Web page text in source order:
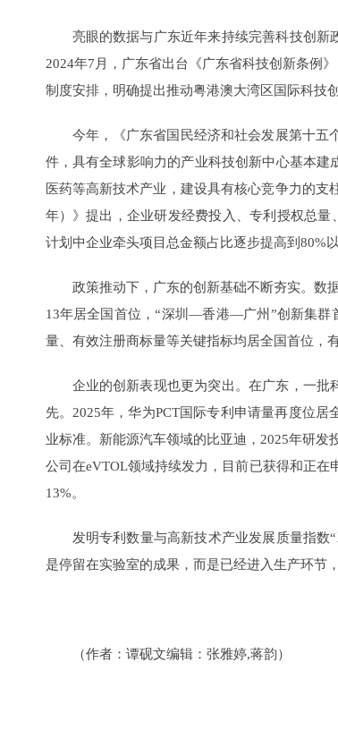
亮眼的数据与广东近年来持续完善科技创新
2024年7月，广东省出台《广东省科技创新条例
制度安排，明确提出推动粤港澳大湾区国际科技
今年，《广东省国民经济和社会发展第十五
件，具有全球影响力的产业科技创新中心基本
医药等高新技术产业，建设具有核心竞争力的
年）》提出，企业研发经费投入、专利授权总
计划中企业牵头项目总金额占比逐步提高到80%以
政策推动下，广东的创新基础不断夯实。数
13年居全国首位，“深圳—香港—广州”创新集群
量、有效注册商标量等关键指标均居全国首位，
企业的创新表现也更为突出。在广东，一
先。2025年，华为PCT国际专利申请量再度位
业标准。新能源汽车领域的比亚迪，2025年研
公司在eVTOL领域持续发力，目前已获得和正
13%。
发明专利数量与高新技术产业发展质量指数
是停留在实验室的成果，而是已经进入生产环节
（作者：谭砚文编辑：张雅婷,蒋韵）